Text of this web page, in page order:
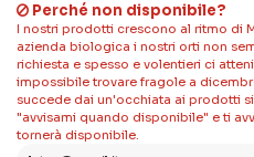
Perché non disponibile?
I nostri prodotti crescono al ritmo di
azienda biologica i nostri orti non
richiesta e spesso e volentieri ci
impossibile trovare fragole a
succede dai un'occhiata ai prodotti
"avvisami quando disponibile" e ti
tornerà disponibile.